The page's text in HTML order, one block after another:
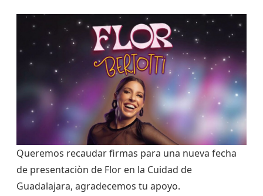
Queremos recaudar firmas para una nueva fecha
de presentaciòn de Flor en la Cuidad de
Guadalajara, agradecemos tu apoyo.